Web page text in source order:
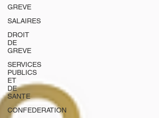
GREVE
SALAIRES
DROIT
DE
GREVE
SERVICES
PUBLICS
ET
DE
SANTE
CONFEDERATION